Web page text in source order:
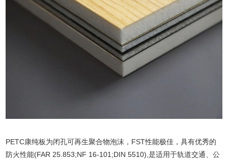
PETC康纯板为闭孔可再生聚合物泡沫，FST性能极佳，具有优秀的
防火性能(FAR 25.853;NF 16-101;DIN 5510),是适用于轨道交通、公